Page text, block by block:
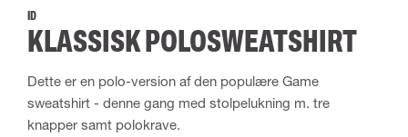
ID
KLASSISK POLOSWEATSHIRT
Dette er en polo-version af den populære Game
sweatshirt - denne gang med stolpelukning m. tre
knapper samt polokrave.